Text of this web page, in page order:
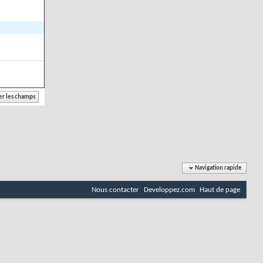
Navigation rapide
Nous contacter Developpez.com Haut de page